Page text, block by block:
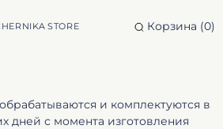
STORE Корзина (0)
и комплектуются в
дней с момента изготовления